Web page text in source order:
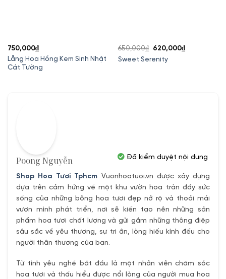
Lẵng Hoa Hồng Kem Sinh Nhật
Cát Tường
750,000₫
Sweet Serenity
650,000₫
Giá
gốc
620,000₫Giá
Poong Nguyễn
Shop Hoa Tươi Tphcm Vuonhoatuoi.vn được xây dựng
dựa trên cảm hứng về một khu vườn hoa tràn đầy sức
sống của những bông hoa tươi đẹp nở rộ và thoải mái
vươn mình phát triển, nơi sẽ kiến tạo nên những sản
phẩm hoa tươi chất lượng và gửi gắm những thông điệp
sâu sắc về yêu thương, sự tri ân, lòng hiếu kính đếu cho
người thân thương của bạn.
Từ tình yêu nghề bắt đầu là một nhân viên chăm sóc
hoa tươi và thấu hiểu được nổi lòng của người mua hoa
Đã kiểm duyệt nội dung